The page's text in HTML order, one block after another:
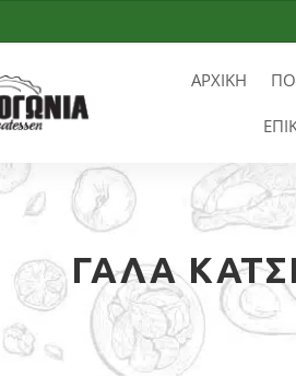
ΑΡΧΙΚΗ
ΓΆΛΑ